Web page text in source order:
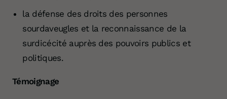
la défense des droits des personnes
sourdaveugles et la reconnaissance de la
surdicécité auprès des pouvoirs publics et
politiques.
Témoignage